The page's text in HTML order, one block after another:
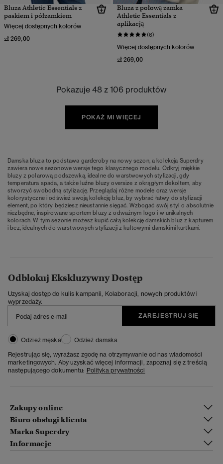
Bluza Athletic Essentials z
paskiem i półzamkiem
Więcej dostępnych kolorów
zł 269,00
Bluza z połową zamka
Athletic Essentials z
aplikacją
(6)
Więcej dostępnych kolorów
zł 269,00
Pokazuje 48 z 106 produktów
POKAŻ MI WIĘCEJ
Damska bluza to podstawa garderoby na nowy sezon, a kolekcja Superdry
zawiera nowe sezonowe wersje tego klasycznego modelu. Odkryj miękkie
bluzy z polarową podszewką, idealne do warstwowych stylizacji, gdy
temperatura spada, a także luźne bluzy oversize z okrągłym dekoltem, aby
stworzyć swobodną stylizację. Przeglądaj różne modele oraz wersje
kolorystyczne i odśwież swoją kolekcję bluz, by wybrać łatwy do stylizacji
element, po który będziesz nieustannie sięgać. Wzbogać swój styl o absolutnie
niezbędne, inspirowane sportem bluzy z odważnym logo i w unikalnych
kolorach. W tym sezonie możesz kupić całą kolekcję damskich bluz z kapturem
i bez, idealnych do warstwowych stylizacji z kultowymi damskimi kurtkami.
Odblokuj Ekskluzywny Dostęp
Uzyskaj dostęp do kulis kampanii, Kolaboracji, nowych produktów i
wyprzedaży.
ZAREJESTRUJ SIĘ
Odzież męska
Odzież damska
Rejestrując się, wyrażasz zgodę na otrzymywanie od nas wiadomości
marketingowych. Aby uzyskać więcej informacji, zapoznaj się z treścią
następującego dokumentu: Polityka prywatności
Zakupy online
Biuro obsługi klienta
Marka Superdry
Informacje